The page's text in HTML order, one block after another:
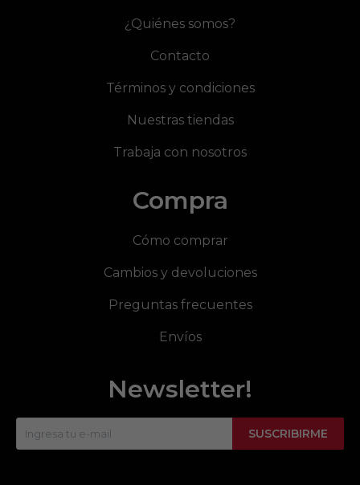
¿Quiénes somos?
Contacto
Términos y condiciones
Nuestras tiendas
Trabaja con nosotros
Compra
Cómo comprar
Cambios y devoluciones
Preguntas frecuentes
Envíos
Newsletter!
SUSCRIBIRME